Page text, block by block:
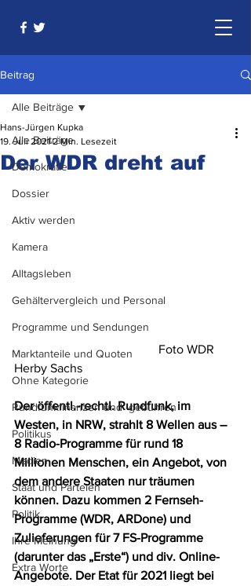
Beitrag
Alle Beiträge
Demokratie
Dossier
Aktiv werden
Kamera
Alltagsleben
Gehältervergleich und Personal
Programme und Sendungen
Marktanteile und Quoten
Ohne Kategorie
Rundfunkfinanzen und -gebühren
Politikus
Medien
Staat und Parteien
Politik
Ihre Meinung
Extra Worte
Alle Beiträge
Der WDR dreht auf
Hans-Jürgen Kupka
19. Juli 2021 2 Min. Lesezeit
                                              Foto WDR
Herby Sachs
Der öffentl.-rechtl. Rundfunk, im
Westen, in NRW, strahlt 8 Wellen aus –
8 Radio-Programme für rund 18
Millionen Menschen, ein Angebot, von
dem andere Staaten nur träumen
können. Dazu kommen 2 Fernseh-
Programme (WDR, ARDone) und
Zulieferungen für 7 FS-Programme
(darunter das „Erste“) und div. Online-
Angebote. Der Etat für 2021 liegt bei